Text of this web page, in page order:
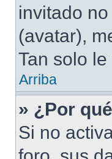
invitado
(avatar),
Tan solo
Arriba
» ¿Por
Si no